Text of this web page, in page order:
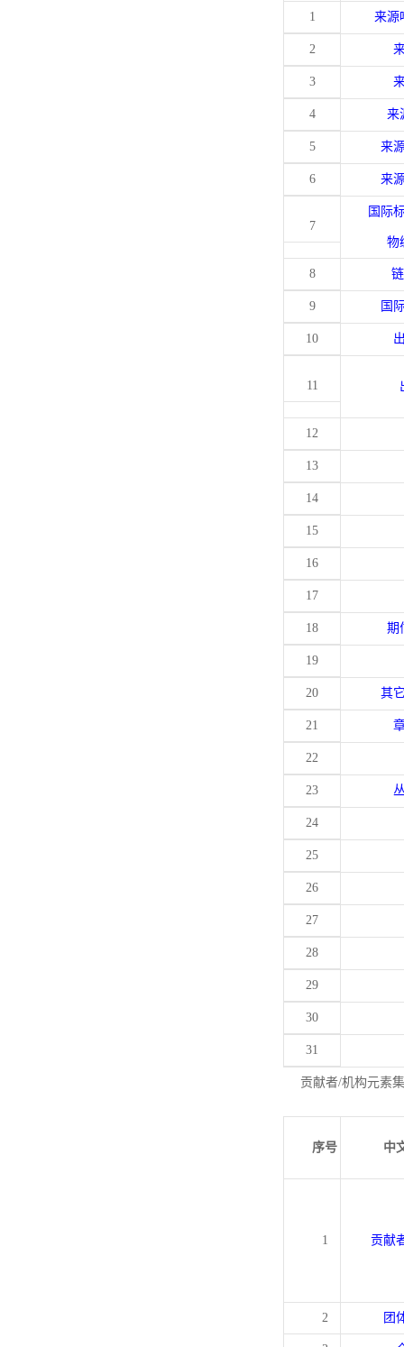
1 来源
2
3
4 来
5 来
6 来
7
国际
物
8
9 国
10
11
12
13
14
15
16
17
18 期
19
20 其
21
22
23
24
25
26
27
28
29
30
31
贡献者/机构元素
序号 中
1 贡献
2 团